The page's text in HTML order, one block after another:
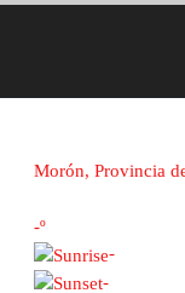
Morón, Provincia
-º
-
-